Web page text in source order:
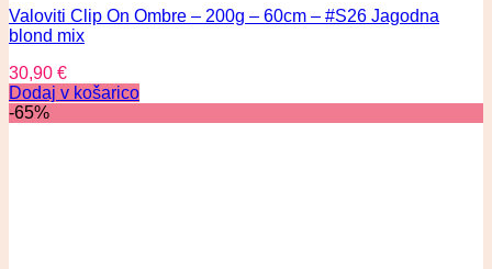
Valoviti Clip On Ombre – 200g – 60cm – #S26 Jagodna
blond mix
30,90 €
Dodaj v košarico
-65%